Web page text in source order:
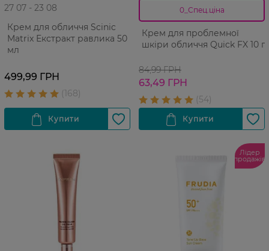
27 07 - 23 08
Крем для обличчя Scinic
Matrix Екстракт равлика 50
мл
499,99 ГРН
0_Спец.ціна
Крем для проблемної
шкіри обличчя Quick FX 10 г
84,99 ГРН
63,49 ГРН
Лідер
продажів